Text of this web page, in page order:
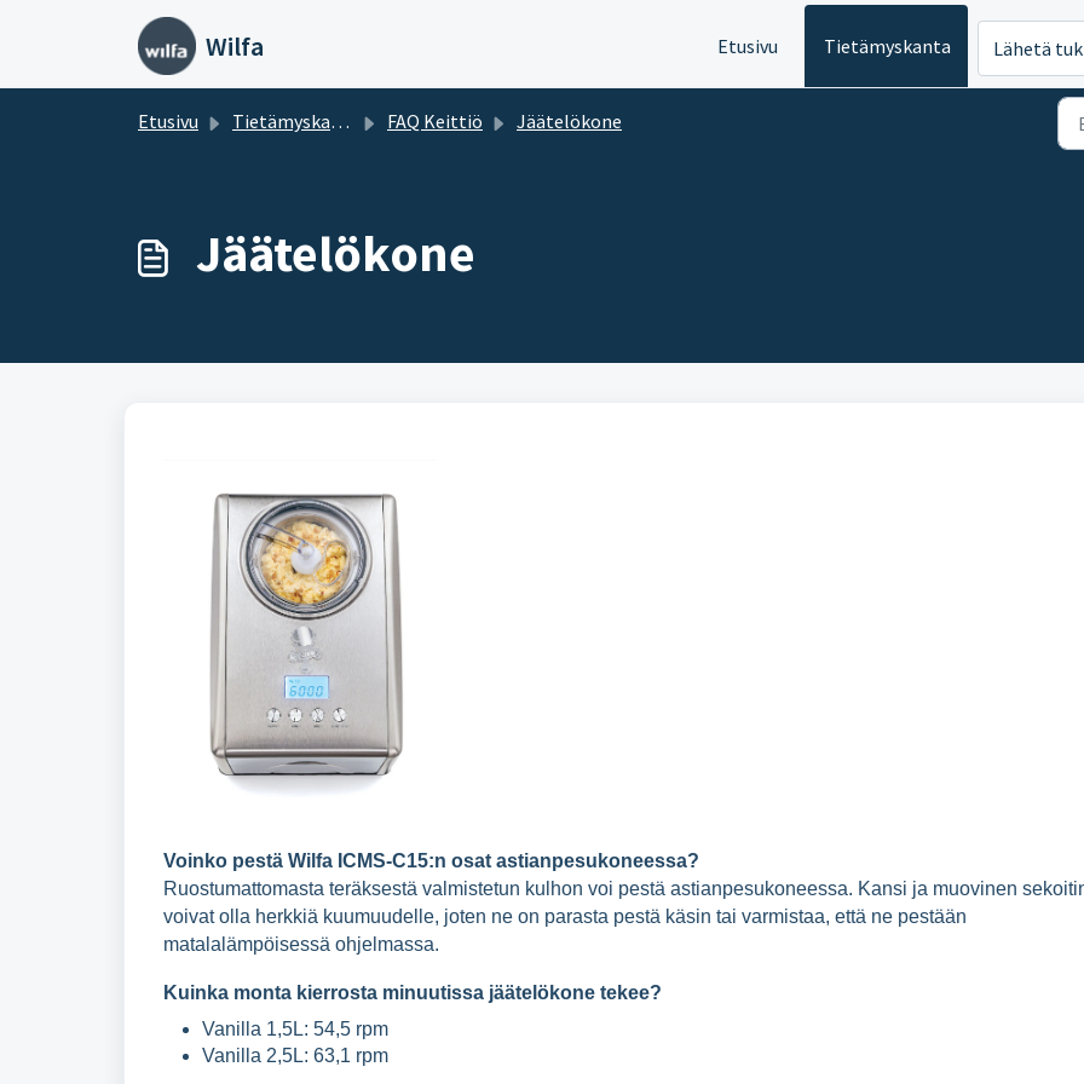
Siirry pääsisältöön
Wilfa Etusivu Tietämyskanta Lähetä
Etusivu Tietämyskanta FAQ Keittiö Jäätelökone
Jäätelökone
Voinko pestä Wilfa ICMS-C15:n osat astianpesukoneessa?
Ruostumattomasta teräksestä valmistetun kulhon voi pestä astianpesukoneessa. Kansi ja muovinen
voivat olla herkkiä kuumuudelle, joten ne on parasta pestä käsin tai varmistaa, että ne pestään
matalalämpöisessä ohjelmassa.
Kuinka monta kierrosta minuutissa jäätelökone tekee?
Vanilla 1,5L: 54,5 rpm
Vanilla 2,5L: 63,1 rpm